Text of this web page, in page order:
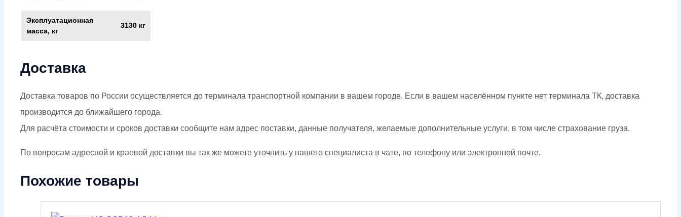
Эксплуатационная
масса, кг
3130 кг
Доставка
Доставка товаров по России осуществляется до терминала транспортной компании в вашем городе. Если в вашем населённом пункте нет терминала ТК, доставка
производится до ближайшего города.
Для расчёта стоимости и сроков доставки сообщите нам адрес поставки, данные получателя, желаемые дополнительные услуги, в том числе страхование груза.
По вопросам адресной и краевой доставки вы так же можете уточнить у нашего специалиста в чате, по телефону или электронной почте.
Похожие товары